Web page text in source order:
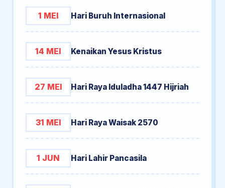
1 MEI Hari Buruh Internasional
14 MEI Kenaikan Yesus Kristus
27 MEI Hari Raya Iduladha 1447 Hijriah
31 MEI Hari Raya Waisak 2570
1 JUN Hari Lahir Pancasila